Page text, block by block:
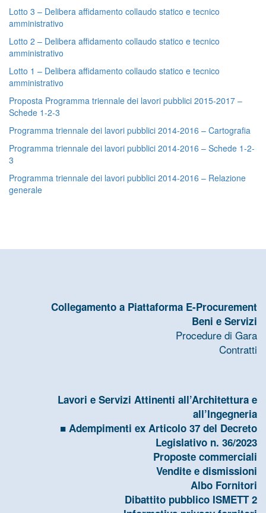
Lotto 3 – Delibera affidamento collaudo statico e tecnico
amministrativo
Lotto 2 – Delibera affidamento collaudo statico e tecnico
amministrativo
Lotto 1 – Delibera affidamento collaudo statico e tecnico
amministrativo
Proposta Programma triennale dei lavori pubblici 2015-2017 –
Schede 1-2-3
Programma triennale dei lavori pubblici 2014-2016 – Cartografia
Programma triennale dei lavori pubblici 2014-2016 – Schede 1-2-
3
Programma triennale dei lavori pubblici 2014-2016 – Relazione
generale
Collegamento a Piattaforma E-Procurement
Beni e Servizi
Procedure di Gara
Contratti
Lavori e Servizi Attinenti all’Architettura e
all’Ingegneria
Adempimenti ex Articolo 37 del Decreto
Legislativo n. 36/2023
Proposte commerciali
Vendite e dismissioni
Albo Fornitori
Dibattito pubblico ISMETT 2